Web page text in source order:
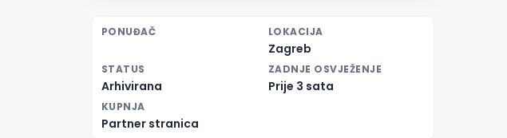
PONUĐAČ LOKACIJA
Zagreb
STATUS
Arhivirana
ZADNJE OSVJEŽENJE
Prije 3 sata
KUPNJA
Partner stranica